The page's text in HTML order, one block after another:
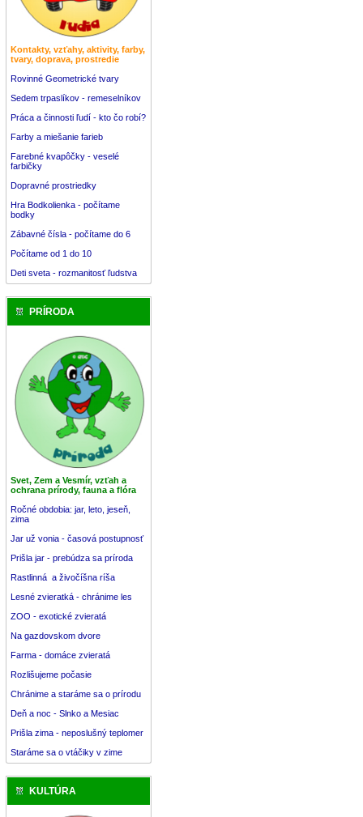
Kontakty, vzťahy, aktivity, farby,
tvary, doprava, prostredie
Rovinné Geometrické tvary
Sedem trpaslíkov - remeselníkov
Práca a činnosti ľudí - kto čo robí?
Farby a miešanie farieb
Farebné kvapôčky - veselé
farbičky
Dopravné prostriedky
Hra Bodkolienka - počítame
bodky
Zábavné čísla - počítame do 6
Počítame od 1 do 10
Deti sveta - rozmanitosť ľudstva
PRÍRODA
Svet, Zem a Vesmír, vzťah a
ochrana prírody, fauna a flóra
Ročné obdobia: jar, leto, jeseň,
zima
Jar už vonia - časová postupnosť
Prišla jar - prebúdza sa príroda
Rastlinná a živočíšna ríša
Lesné zvieratká - chránime les
ZOO - exotické zvieratá
Na gazdovskom dvore
Farma - domáce zvieratá
Rozlišujeme počasie
Chránime a staráme sa o prírodu
Deň a noc - Slnko a Mesiac
Prišla zima - neposlušný teplomer
Staráme sa o vtáčiky v zime
KULTÚRA